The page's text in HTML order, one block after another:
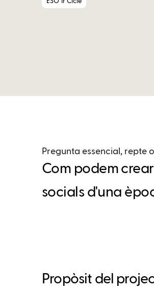
Pregunta essencial, repte
Com podem
socials d'una
Propòsit del